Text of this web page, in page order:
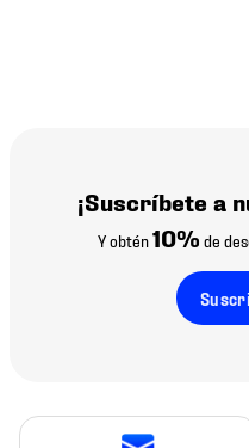
¡Suscríbete a
Y obtén10% de